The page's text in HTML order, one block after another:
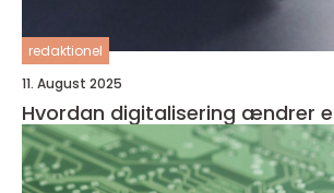
redaktionel
11. August 2025
Hvordan digitalisering ændrer